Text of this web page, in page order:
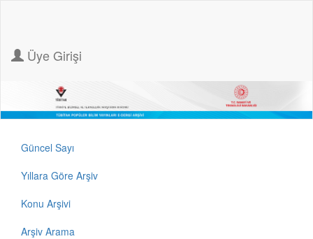
Üye Girişi
Güncel Sayı
Yıllara Göre Arşiv
Konu Arşivi
Arşiv Arama